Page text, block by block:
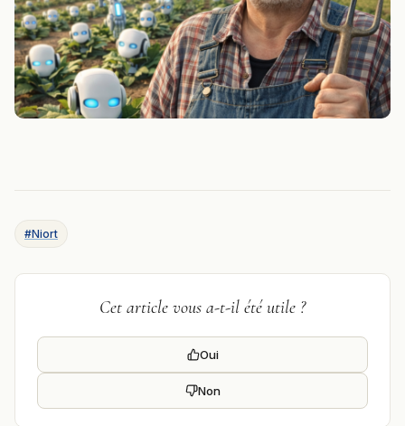
#Niort
Oui
Non